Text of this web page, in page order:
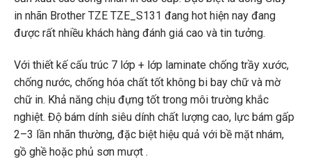
in nhãn Brother TZE TZE_S131 đang hot hiện nay đang
được rất nhiều khách hàng đánh giá cao và tin tưởng.
Với thiết kế cấu trúc 7 lớp + lớp laminate chống trầy xước,
chống nước, chống hóa chất tốt không bi bay chữ và mờ
chữ in. Khả năng chịu đựng tốt trong môi trường khắc
nghiệt. Độ bám dính siêu dính chất lượng cao, lực bám gấp
2–3 lần nhãn thường, đặc biệt hiệu quả với bề mặt nhám,
gồ ghề hoặc phủ sơn mượt.